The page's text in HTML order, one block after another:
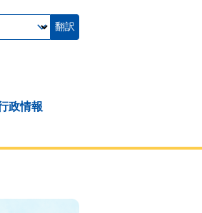
翻訳
政情報